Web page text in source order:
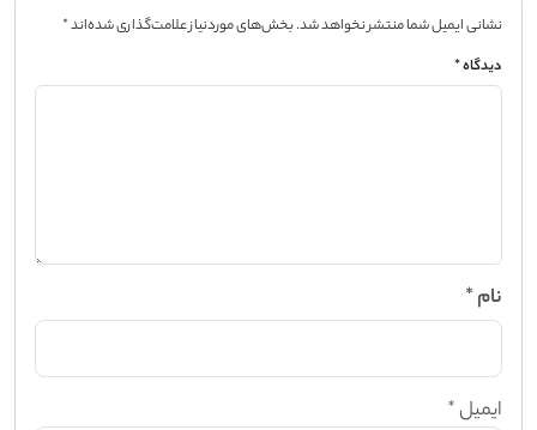
نشانی ایمیل شما منتشر نخواهد شد.بخش‌های موردنیاز علامت‌گذاری شده‌اند*
دیدگاه*
نام*
ایمیل*